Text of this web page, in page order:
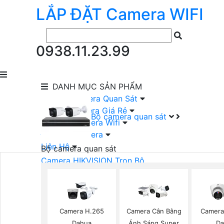
LẮP ĐẶT Camera WIFI
0938.11.23.99
DANH MỤC SẢN PHẨM
Bộ camera quan sát
Bộ camera quan sát
Camera HIKVISION Trọn Bộ
Camera DAHUA Trọn Bộ
Camera giá Rẻ Trọn Bộ
Bộ Camera Nên Dùng
Bộ Camera Có Màu Ban Đêm
lắp Đặt Camera Quan Sát
Lắp Bộ Camera Giá Rẻ
Lắp Đặt Camera Wifi
Đầu Ghi Camera
Liên Hệ
Camera H.265
Camera Cân Bằng